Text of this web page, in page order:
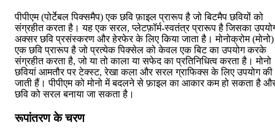
पीपीएम (पोर्टेबल पिक्समैप) एक छवि फ़ाइल प्रारूप है जो बिटमैप छवियों को
संग्रहीत करता है। यह एक सरल, प्लेटफ़ॉर्म-स्वतंत्र प्रारूप है जिसका
अक्सर छवि प्रसंस्करण और हेरफेर के लिए किया जाता है। मोनोक्रोम (मोनो)
एक छवि प्रारूप है जो प्रत्येक पिक्सेल को केवल एक बिट का उपयोग करके
संग्रहीत करता है, जो या तो काला या सफेद का प्रतिनिधित्व करता है। मोनो
छवियां आमतौर पर टेक्स्ट, रेखा कला और सरल ग्राफिक्स के लिए उपयोग की
जाती हैं। पीपीएम को मोनो में बदलने से फ़ाइल का आकार कम हो सकता है
छवि को सरल बनाया जा सकता है।
रूपांतरण के चरण